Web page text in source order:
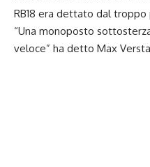
RB18 era dettato dal troppo
“Una monoposto
veloce” ha detto Max